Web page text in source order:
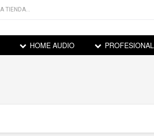
HOME AUDIO PROFESIONAL